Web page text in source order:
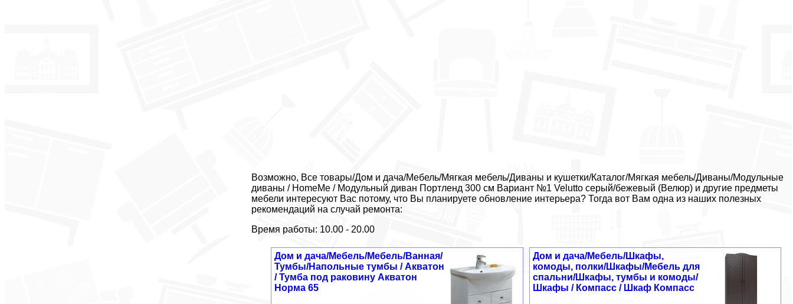
Возможно, Все товары/Дом и дача/Мебель/Мягкая мебель/Диваны и кушетки/Каталог/Мягкая мебель/Диваны/Модульные
диваны / HomeMe / Модульный диван Портленд 300 см Вариант №1 Velutto серый/бежевый (Велюр) и другие предметы
мебели интересуют Вас потому, что Вы планируете обновление интерьера? Тогда вот Вам одна из наших полезных
рекомендаций на случай ремонта:
Время работы: 10.00 - 20.00
Дом и дача/Мебель/Шкафы,
комоды, полки/Шкафы/Мебель для
спальни/Шкафы, тумбы и комоды/
Шкафы / Компасс / Шкаф Компасс
Дом и дача/Мебель/Мебель/Ванная/
Тумбы/Напольные тумбы / Акватон
/ Тумба под раковину Акватон
Норма 65